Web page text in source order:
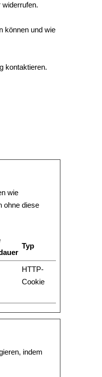
können und wie
kontaktieren.
wie
ohne diese
Typ
HTTP-
Cookie
indem